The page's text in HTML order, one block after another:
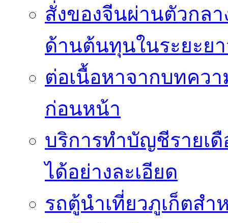
สั่งของจีนผ่านตัวกลา
ด้านต้นทุนในระยะย
ต่อเนื้อหาจากบทคว
ก่อนหน้า
บริการทำบัญชีรายเ
ได้อย่างละเอียด
รถตู้นำเที่ยวภูเก็ตสำ